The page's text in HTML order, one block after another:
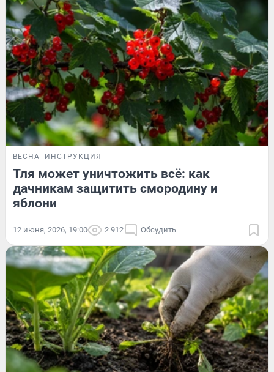
ВЕСНА ИНСТРУКЦИЯ
Тля может уничтожить всё: как
дачникам защитить смородину и
яблони
12 июня, 2026, 19:00 2 912 Обсудить